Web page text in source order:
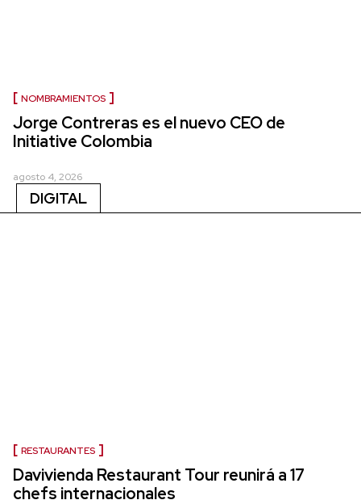
NOMBRAMIENTOS
Jorge Contreras es el nuevo CEO de
Initiative Colombia
agosto 4, 2026
DIGITAL
RESTAURANTES
Davivienda Restaurant Tour reunirá a 17
chefs internacionales